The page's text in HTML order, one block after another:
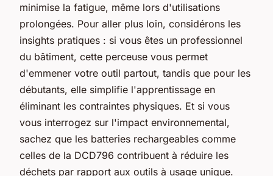
minimise la fatigue, même lors d'utilisations
prolongées. Pour aller plus loin, considérons les
insights pratiques : si vous êtes un professionnel
du bâtiment, cette perceuse vous permet
d'emmener votre outil partout, tandis que pour les
débutants, elle simplifie l'apprentissage en
éliminant les contraintes physiques. Et si vous
vous interrogez sur l'impact environnemental,
sachez que les batteries rechargeables comme
celles de la DCD796 contribuent à réduire les
déchets par rapport aux outils à usage unique.